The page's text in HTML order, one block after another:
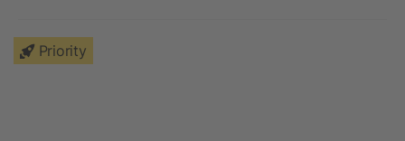
Priority